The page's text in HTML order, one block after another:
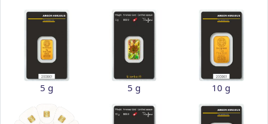
5 g 5 g 10 g